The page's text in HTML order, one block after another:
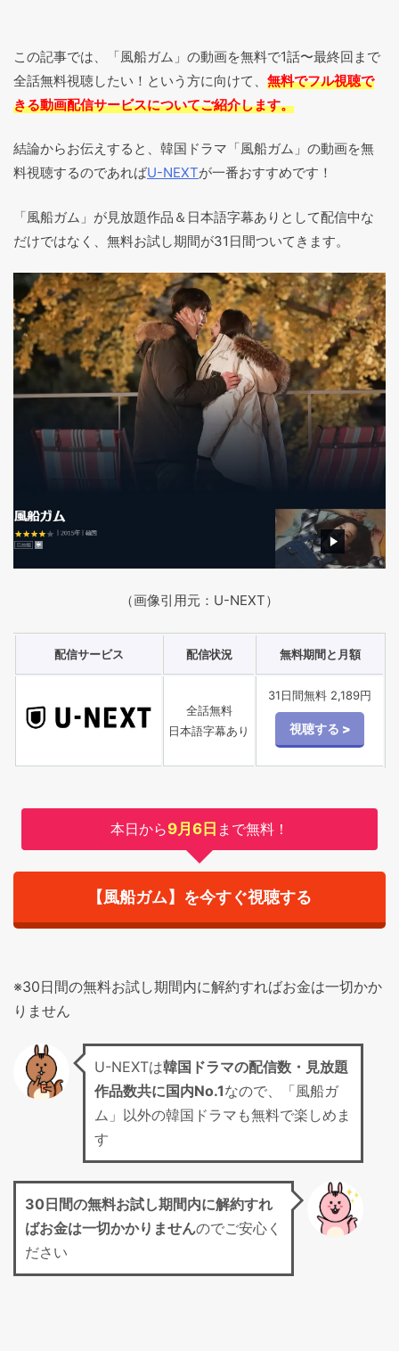
この記事では、「風船ガム」の動画を無料で1話〜最終回まで
全話無料視聴したい！という方に向けて、 無料でフル視聴で
きる動画配信サービスについてご紹介します。
結論からお伝えすると、韓国ドラマ「風船ガム」の動画を無
料視聴するのであればU-NEXTが一番おすすめです！
「風船ガム」が見放題作品＆日本語字幕ありとして配信中な
だけではなく、無料お試し期間が31日間ついてきます。
（画像引用元：U-NEXT）
配信サービス 配信状況 無料期間と月額
全話無料
日本語字幕あり
31日間無料 2,189円
本日から9月6日 まで無料！
【風船ガム】を今すぐ視聴する
※30日間の無料お試し期間内に解約すればお金は一切かか
りません
U-NEXTは韓国ドラマの配信数・見放題
作品数共に国内No.1なので、「風船ガ
ム」以外の韓国ドラマも無料で楽しめま
す
30日間の無料お試し期間内に解約すれ
ばお金は一切かかりませんのでご安心く
ださい